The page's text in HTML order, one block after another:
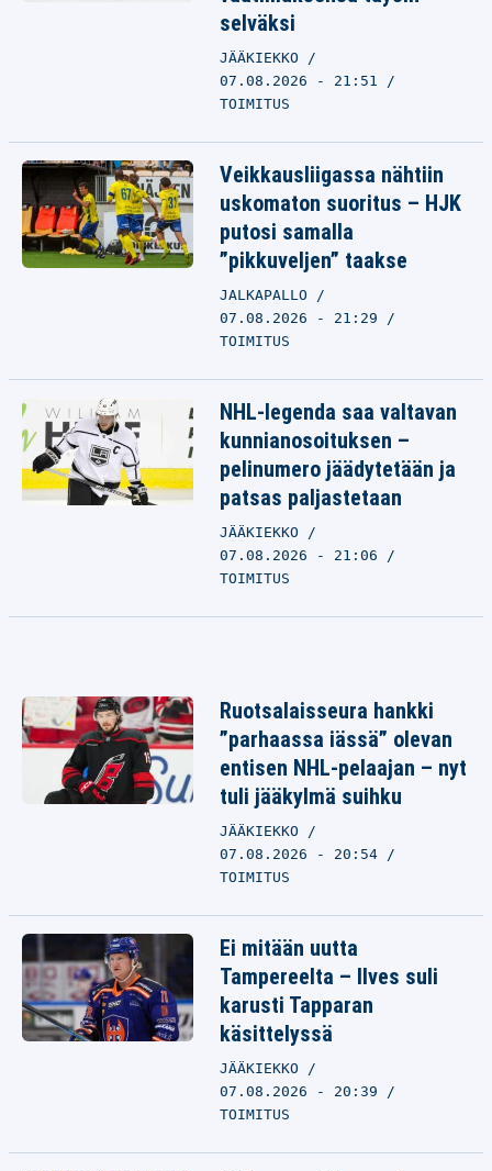
selväksi
JÄÄKIEKKO
07.08.2026 - 21:51
TOIMITUS
Veikkausliigassa nähtiin
uskomaton suoritus – HJK
putosi samalla
”pikkuveljen” taakse
JALKAPALLO
07.08.2026 - 21:29
TOIMITUS
NHL-legenda saa valtavan
kunnianosoituksen –
pelinumero jäädytetään ja
patsas paljastetaan
JÄÄKIEKKO
07.08.2026 - 21:06
TOIMITUS
Ruotsalaisseura hankki
”parhaassa iässä” olevan
entisen NHL-pelaajan – nyt
tuli jääkylmä suihku
JÄÄKIEKKO
07.08.2026 - 20:54
TOIMITUS
Ei mitään uutta
Tampereelta – Ilves suli
karusti Tapparan
käsittelyssä
JÄÄKIEKKO
07.08.2026 - 20:39
TOIMITUS